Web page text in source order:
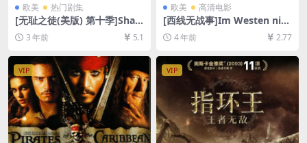
欧美 热门剧集
[无耻之徒(美版) 第十季]Sha
meless Season 10 (2019)[百
度网盘+夸克网盘1080P超清
载][MP4/36GB][中英字幕]
3 年前 5.1
欧美 高清电影
[西线无战事]Im Westen nich
ts Neues (2022)[百度网盘
+迅雷云盘资源1080P超清未
4 年前 2.77
VIP VIP